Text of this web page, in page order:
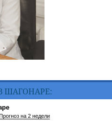
ШАГОНАРЕ:
на 2 недели